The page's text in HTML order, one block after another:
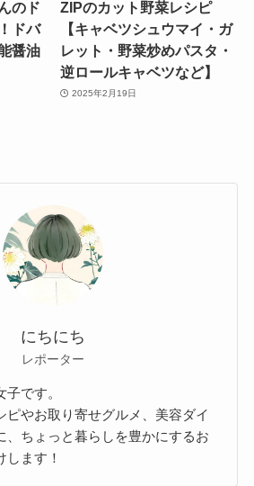
のド
ドバ
醤油
ZIPのカット野菜レシピ
【キャベツシュウマイ・ガ
レット・野菜炒めパスタ・
逆ロールキャベツなど】
2025年2月19日
にちにち
レポーター
です。
ピやお取り寄せグルメ、美容ダイ
、ちょっと暮らしを豊かにするお
します！